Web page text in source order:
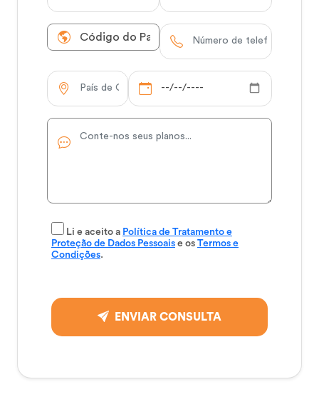
Li e aceito a Política de Tratamento e
Proteção de Dados Pessoais e os Termos e
Condições.
ENVIAR CONSULTA